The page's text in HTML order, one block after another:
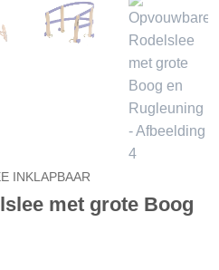
INKLAPBAAR
met grote Boog